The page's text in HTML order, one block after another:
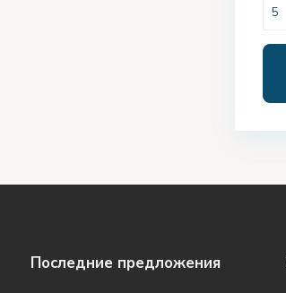
Последние предложения